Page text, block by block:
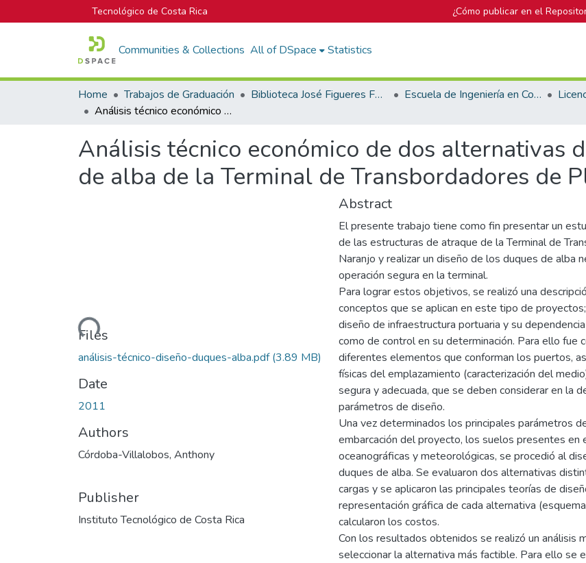
Tecnológico de Costa Rica ¿Cómo publicar en el
Communities & Collections All of DSpace Statistics
Home Trabajos de Graduación Biblioteca José Figueres Ferrer Escuela de Ingeniería en Construcción
Análisis técnico económico de dos alternativas de diseño de los duques de alba de la Terminal de Transbordadores de Playa Naranjo
Análisis técnico económico de dos alternativas
de alba de la Terminal de Transbordadores de
Loading...
Files
análisis-técnico-diseño-duques-alba.pdf(3.89 MB)
Date
2011
Authors
Córdoba-Villalobos, Anthony
Publisher
Instituto Tecnológico de Costa Rica
Abstract
El presente trabajo tiene como fin presentar un
de las estructuras de atraque de la Terminal de
Naranjo y realizar un diseño de los duques de alba
operación segura en la terminal.
Para lograr estos objetivos, se realizó una
conceptos que se aplican en este tipo de
diseño de infraestructura portuaria y su
como de control en su determinación. Para ello fue
diferentes elementos que conforman los puertos,
físicas del emplazamiento (caracterización del
segura y adecuada, que se deben considerar en la
parámetros de diseño.
Una vez determinados los principales parámetros
embarcación del proyecto, los suelos presentes en
oceanográficas y meteorológicas, se procedió al
duques de alba. Se evaluaron dos alternativas
cargas y se aplicaron las principales teorías de
representación gráfica de cada alternativa
calcularon los costos.
Con los resultados obtenidos se realizó un análisis
seleccionar la alternativa más factible. Para ello se